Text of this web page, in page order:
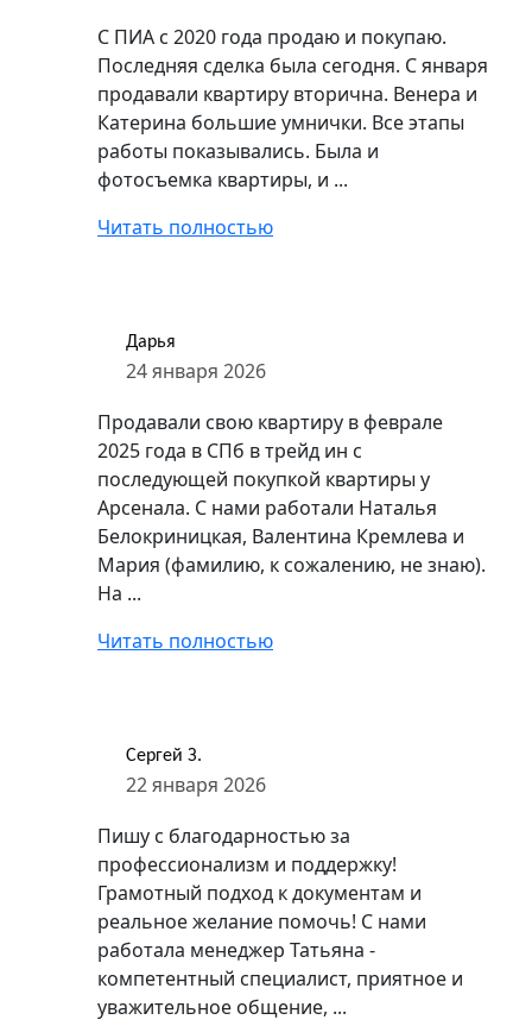
С ПИА с 2020 года продаю и покупаю.
Последняя сделка была сегодня. С января
продавали квартиру вторична. Венера и
Катерина большие умнички. Все этапы
работы показывались. Была и
фотосъемка квартиры, и ...
Читать полностью
Дарья
24 января 2026
Продавали свою квартиру в феврале
2025 года в СПб в трейд ин с
последующей покупкой квартиры у
Арсенала. С нами работали Наталья
Белокриницкая, Валентина Кремлева и
Мария (фамилию, к сожалению, не знаю).
На ...
Читать полностью
Сергей З.
22 января 2026
Пишу с благодарностью за
профессионализм и поддержку!
Грамотный подход к документам и
реальное желание помочь! С нами
работала менеджер Татьяна -
компетентный специалист, приятное и
уважительное общение, ...